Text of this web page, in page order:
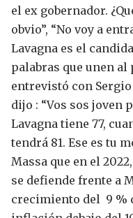
el ex gobernador.
obvio”, “No voy a
Lavagna es el
palabras que unen al
entrevistó con Sergio
dijo : “Vos sos joven
Lavagna tiene 77,
tendrá 81. Ese es tu
Massa que en el
se defiende frente a
crecimiento del 9 %